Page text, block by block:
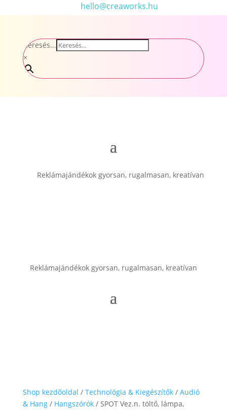
hello@creaworks.hu
Keresés...
×
Reklámajándékok gyorsan, rugalmasan, kreatívan
Reklámajándékok gyorsan, rugalmasan, kreatívan
Shop kezdőoldal / Technológia & Kiegészítők/ Audió
& Hang/ Hangszórók/ SPOT Vez.n. töltő, lámpa,